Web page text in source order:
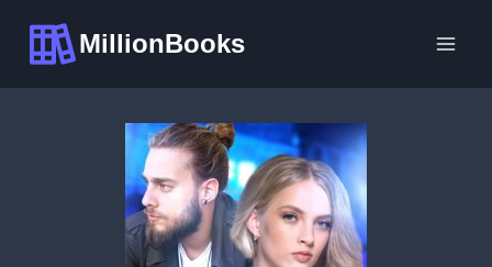
содержимому
MillionBooks